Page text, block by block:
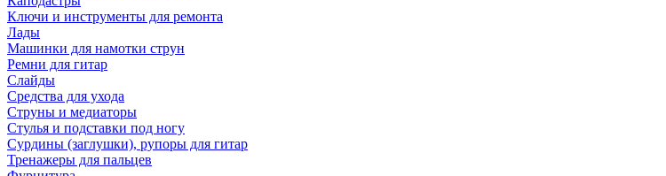
Ключи и инструменты для ремонта
Лады
Машинки для намотки струн
Ремни для гитар
Слайды
Средства для ухода
Струны и медиаторы
Стулья и подставки под ногу
Сурдины (заглушки), рупоры для гитар
Тренажеры для пальцев